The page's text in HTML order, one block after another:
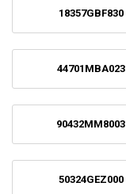
18357GBF830
44701MBA023
90432MM8003
50324GEZ000